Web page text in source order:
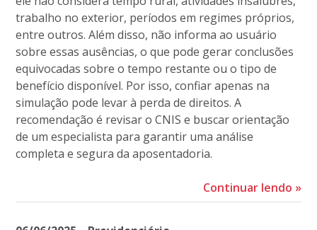
trabalho no exterior, períodos em regimes próprios,
entre outros. Além disso, não informa ao usuário
sobre essas ausências, o que pode gerar conclusões
equivocadas sobre o tempo restante ou o tipo de
benefício disponível. Por isso, confiar apenas na
simulação pode levar à perda de direitos. A
recomendação é revisar o CNIS e buscar orientação
de um especialista para garantir uma análise
completa e segura da aposentadoria.
Continuar lendo »